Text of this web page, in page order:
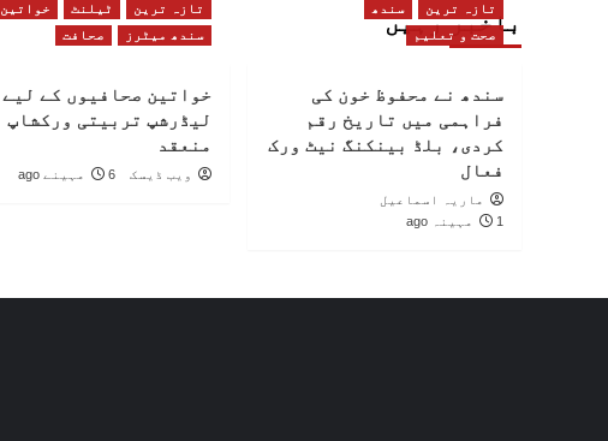
باخبر رہیں
تازہ ترین
سندھ
صحت و تعلیم
سندھ نے محفوظ خون کی
فراہمی میں تاریخ رقم
کردی، بلڈ بینکنگ نیٹ ورک
فعال
ماریہ اسماعیل
1 مہینہ ago
تازہ ترین ٹیلنٹ
خواتین
سندھ میٹرز
صحافت
خواتین صحافیوں کے لیے
لیڈرشپ تربیتی ورکشاپ
منعقد
ویب ڈیسک 6 مہینے ago